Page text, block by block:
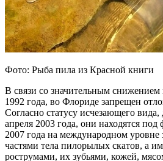
Фото: Рыба пила из Красной книги
В связи со значительным снижением
1992 года, во Флориде запрещен
Согласно статусу исчезающего
апреля 2003 года, они находятся
2007 года на международном уровне
частями тела пилорылых скатов, а
рострумами, их зубьями, кожей,